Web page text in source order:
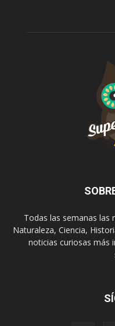
Todas las semanas las
Naturaleza, Ciencia,
noticias curiosas más